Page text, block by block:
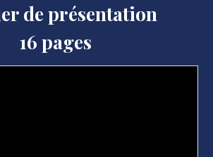
de présentation
16pages